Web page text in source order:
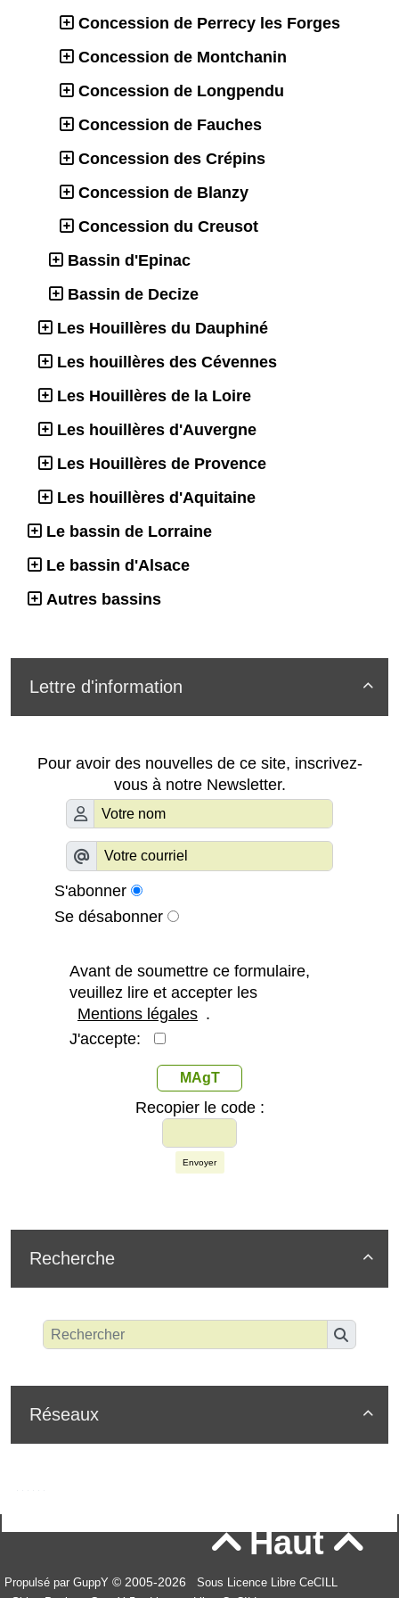
Concession de Perrecy les Forges
Concession de Montchanin
Concession de Longpendu
Concession de Fauches
Concession des Crépins
Concession de Blanzy
Concession du Creusot
Bassin d'Epinac
Bassin de Decize
Les Houillères du Dauphiné
Les houillères des Cévennes
Les Houillères de la Loire
Les houillères d'Auvergne
Les Houillères de Provence
Les houillères d'Aquitaine
Le bassin de Lorraine
Le bassin d'Alsace
Autres bassins

Lettre d'information
Pour avoir des nouvelles de ce site, inscrivez-
vous à notre Newsletter.
S'abonner
Se désabonner
Avant de soumettre ce formulaire,
veuillez lire et accepter les
Mentions légales .
J'accepte:
MAgT
Recopier le code :
Envoyer

Recherche

Réseaux
Haut
Propulsé par GuppY © 2005-2026
Sous Licence Libre CeCILL